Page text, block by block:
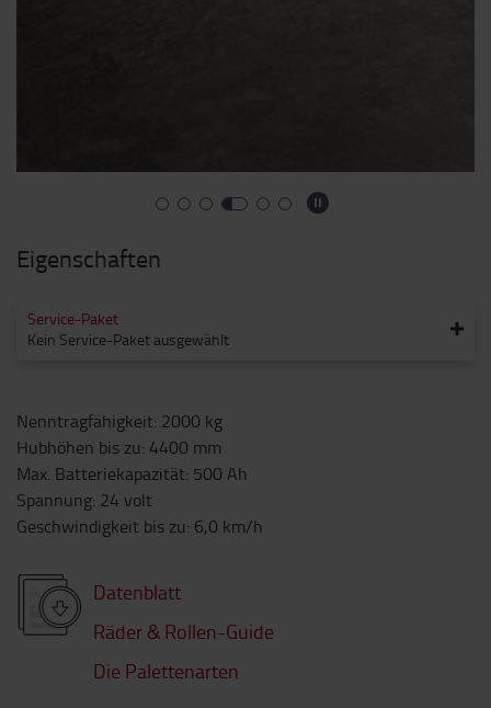
Eigenschaften
Service-Paket
Kein Service-Paket ausgewählt
Nenntragfähigkeit: 2000 kg
Hubhöhen bis zu: 4400 mm
Max. Batteriekapazität: 500 Ah
Spannung: 24 volt
Geschwindigkeit bis zu: 6,0 km/h
Datenblatt
Räder & Rollen-Guide
Die Palettenarten